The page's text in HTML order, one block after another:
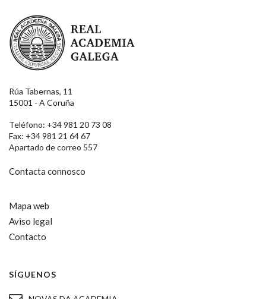
Real Academia Galega
Rúa Tabernas, 11
15001 - A Coruña
Teléfono: +34 981 20 73 08
Fax: +34 981 21 64 67
Apartado de correo 557
Contacta connosco
Mapa web
Aviso legal
Contacto
SÍGUENOS